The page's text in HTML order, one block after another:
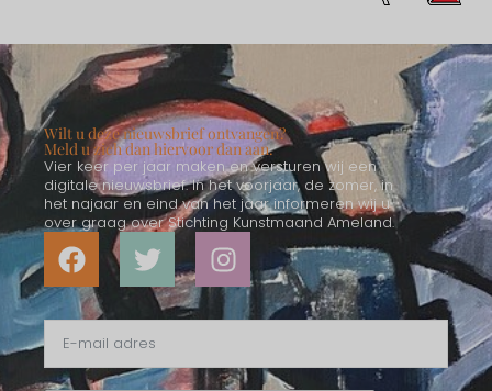
Wilt u deze nieuwsbrief ontvangen?
Meld u zich dan hiervoor dan aan.
Vier keer per jaar maken en versturen wij een
digitale nieuwsbrief. In het voorjaar, de zomer, in
het najaar en eind van het jaar informeren wij u
over graag over Stichting Kunstmaand Ameland.